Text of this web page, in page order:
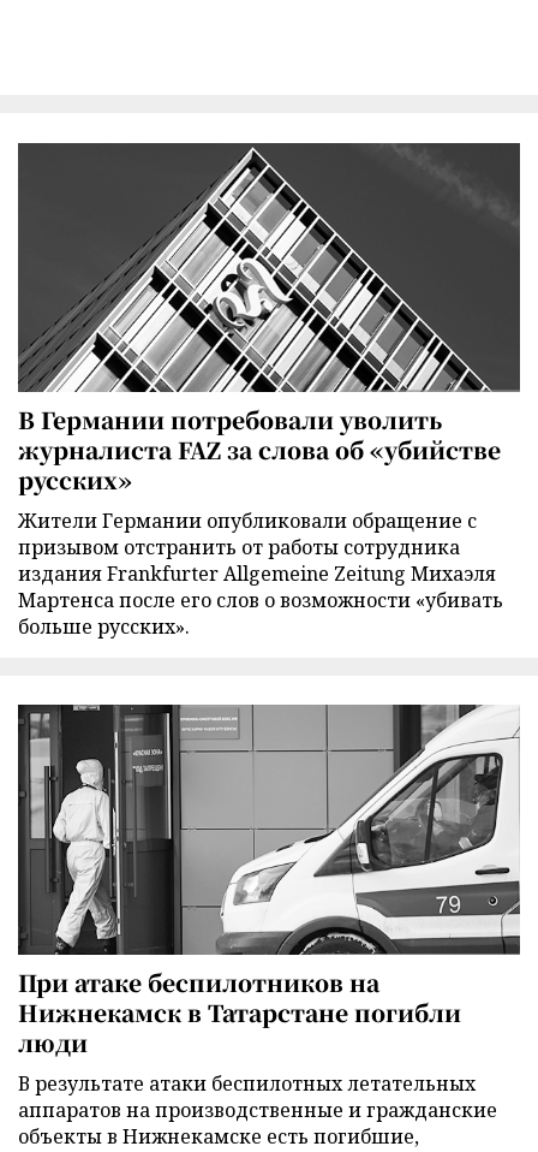
В Германии потребовали уволить
журналиста FAZ за слова об «убийстве
русских»
Жители Германии опубликовали обращение с
призывом отстранить от работы сотрудника
издания Frankfurter Allgemeine Zeitung Михаэля
Мартенса после его слов о возможности «убивать
больше русских».
При атаке беспилотников на
Нижнекамск в Татарстане погибли
люди
В результате атаки беспилотных летательных
аппаратов на производственные и гражданские
объекты в Нижнекамске есть погибшие,